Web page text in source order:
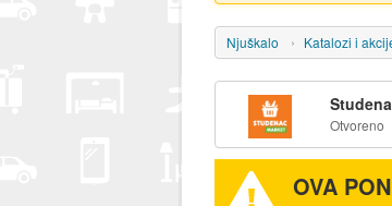
Njuškalo Katalozi i
Otvoreno
OVA